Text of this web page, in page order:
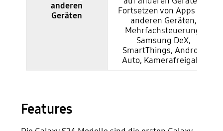
anderen
Geräten
Fortsetzen von Apps auf
anderen Geräten,
Mehrfachsteuerung,
Samsung DeX,
SmartThings, Android
Auto, Kamerafreigabe
Features